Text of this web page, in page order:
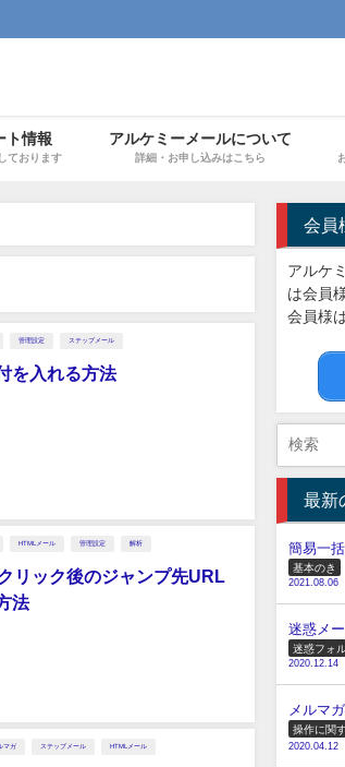
ト情報
ております
アルケミーメールについて
詳細・お申し込みはこちら
管理設定 ステップメール
を入れる方法
HTMLメール 管理設定 解析
リック後のジャンプ先URL
法
マガ ステップメール HTMLメール
会員
アルケ
は会員
会員様
最新
簡易一
基本のき
2021.08.06
迷惑メ
迷惑フォ
2020.12.14
メルマ
操作に関
2020.04.12